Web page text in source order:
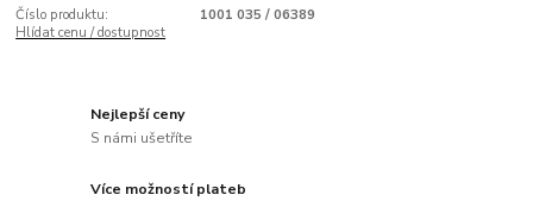
Číslo produktu:
1001 035 / 06389
Hlídat cenu / dostupnost
Nejlepší ceny
S námi ušetříte
Více možností plateb